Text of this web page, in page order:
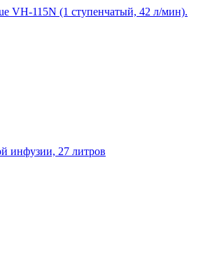
VH-115N (1 ступенчатый, 42 л/мин).
инфузии, 27 литров